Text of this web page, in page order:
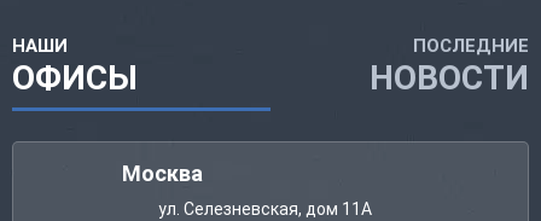
НАШИ
ОФИСЫ
ПОСЛЕДНИЕ
НОВОСТИ
Москва
ул. Селезневская, дом 11А